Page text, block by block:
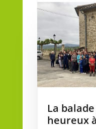
La
heureux